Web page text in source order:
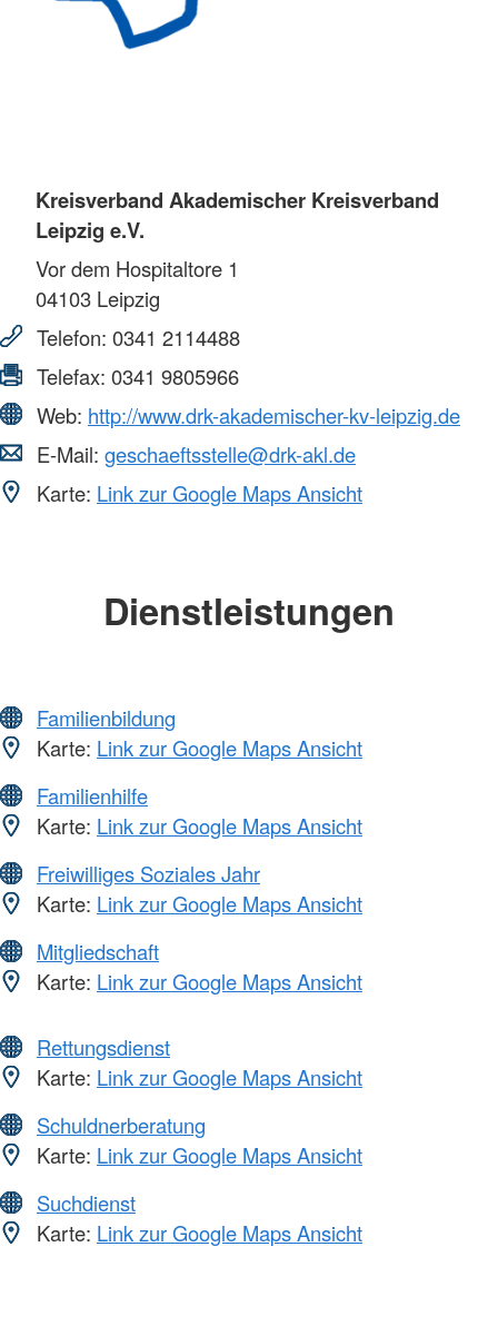
Kreisverband Akademischer Kreisverband
Leipzig e.V.
Vor dem Hospitaltore 1
04103 Leipzig
Telefon: 0341 2114488
Telefax: 0341 9805966
Web: http://www.drk-akademischer-kv-leipzig.de
E-Mail: geschaeftsstelle@drk-akl.de
Karte: Link zur Google Maps Ansicht
Dienstleistungen
Familienbildung
Karte: Link zur Google Maps Ansicht
Familienhilfe
Karte: Link zur Google Maps Ansicht
Freiwilliges Soziales Jahr
Karte: Link zur Google Maps Ansicht
Mitgliedschaft
Karte: Link zur Google Maps Ansicht
Rettungsdienst
Karte: Link zur Google Maps Ansicht
Schuldnerberatung
Karte: Link zur Google Maps Ansicht
Suchdienst
Karte: Link zur Google Maps Ansicht